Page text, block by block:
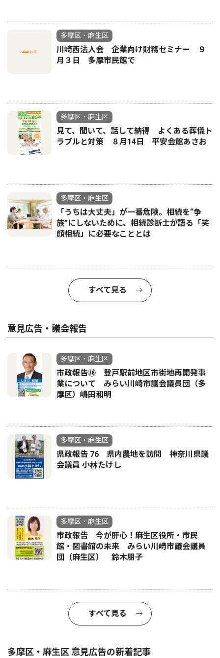
多摩区・麻生区
川崎西法人会 企業向け財務セミナー ９
月３日 多摩市民館で
多摩区・麻生区
見て、聞いて、話して納得 よくある葬儀ト
ラブルと対策 ８月14日 平安会館あさお
多摩区・麻生区
「うちは大丈夫」が一番危険。相続を“争
族”にしないために、相続診断士が語る「笑
顔相続」に必要なこととは
すべて見る
意見広告・議会報告
多摩区・麻生区
市政報告㊳ 登戸駅前地区市街地再開発事
業について みらい川崎市議会議員団（多
摩区）嶋田和明
多摩区・麻生区
県政報告 76 県内農地を訪問 神奈川県議
会議員 小林たけし
多摩区・麻生区
市政報告 今が肝心！麻生区役所・市民
館・図書館の未来 みらい川崎市議会議員
団（麻生区） 鈴木朋子
すべて見る
多摩区・麻生区 意見広告の新着記事